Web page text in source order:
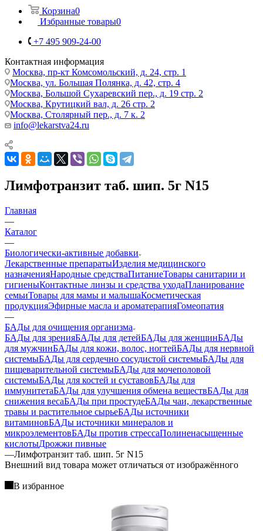
Корзина0
Избранные товары0
+7 495 909-24-00
Контактная информация
Москва, пр-кт Комсомольский, д. 24, стр. 1
Москва, ул. Большая Полянка, д. 42, стр. 4
Москва, Большой Сухаревский пер., д. 19 стр. 2
Москва, Крутицкий вал, д. 26 стр. 2
Москва, Столярный пер., д. 7 к. 2
info@lekarstva24.ru
Лимфотранзит таб. шип. 5г N15
Главная
—
Каталог
—
Биологически-активные добавки
Лекарственные препаратыИзделия медицинского
назначенияНародные средстваПитаниеТовары санитарии и
гигиеныКонтактные линзы и средства уходаПланирование
семьиТовары для мамы и малышаКосметическая
продукцияЭфирные масла и ароматерапияГомеопатия
—
БАДы для очищения организма
БАДы для зренияБАДы для детейБАДы для женщинБАДы
для мужчинБАДы для кожи, волос, ногтейБАДы для нервной
системыБАДы для сердечно сосудистой системыБАДы для
пищеварительной системыБАДы для мочеполовой
системыБАДы для костей и суставовБАДы для
иммунитетаБАДы для улучшения обмена веществБАДы для
снижения весаБАДы при простудеБАДы чаи, лекарственные
травы и растительное сырьеБАДы источники
витаминовБАДы источники минералов и
микроэлементовБАДы против стрессаПолиненасыщенные
кислотыДрожжи пивные
—Лимфотранзит таб. шип. 5г N15
Bнешний вид товара может отличаться от изображённого
В избранное